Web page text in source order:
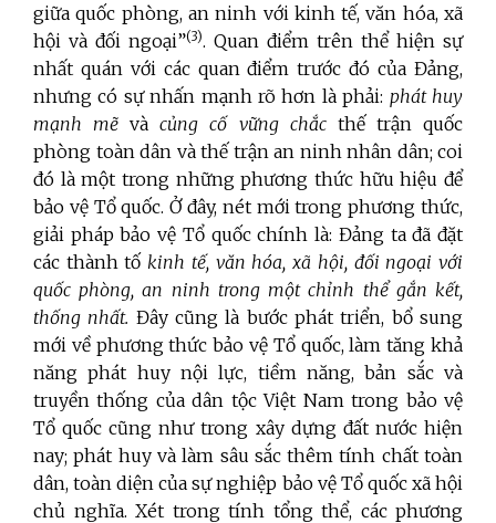
giữa quốc phòng, an ninh với kinh tế, văn hóa, xã
hội và đối ngoại”(3). Quan điểm trên thể hiện sự
nhất quán với các quan điểm trước đó của Đảng,
nhưng có sự nhấn mạnh rõ hơn là phải: phát huy
mạnh mẽ vàcủng cố vững chắcthế trận quốc
phòng toàn dân và thế trận an ninh nhân dân; coi
đó là một trong những phương thức hữu hiệu để
bảo vệ Tổ quốc. Ở đây, nét mới trong phương thức,
giải pháp bảo vệ Tổ quốc chính là: Đảng ta đã đặt
các thành tố kinh tế, văn hóa, xã hội, đối ngoại với
quốc phòng, an ninh trong một chỉnh thể gắn kết,
thống nhất. Đây cũng là bước phát triển, bổ sung
mới về phương thức bảo vệ Tổ quốc, làm tăng khả
năng phát huy nội lực, tiềm năng, bản sắc và
truyền thống của dân tộc Việt Nam trong bảo vệ
Tổ quốc cũng như trong xây dựng đất nước hiện
nay; phát huy và làm sâu sắc thêm tính chất toàn
dân, toàn diện của sự nghiệp bảo vệ Tổ quốc xã hội
chủ nghĩa. Xét trong tính tổng thể, các phương